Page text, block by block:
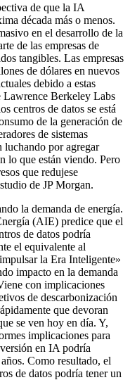
de que la IA
década más o menos.
en el desarrollo de la
de las empresas de
tangibles. Las empresas
de dólares en nuevos
debido a estas
Lawrence Berkeley Labs
centros de datos se está
de la generación de
de sistemas
luchando por agregar
lo que están viendo. Pero
que redujese
de JP Morgan.
la demanda de energía.
(AIE) predice que el
de datos podría
el equivalente al
la Era Inteligente»
impacto en la demanda
con implicaciones
de descarbonización
que devoran
se ven hoy en día. Y,
implicaciones para
en IA podría
Como resultado, el
de datos podría tener un